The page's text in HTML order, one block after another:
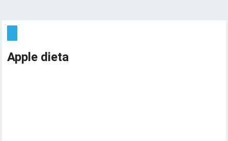
Apple dieta